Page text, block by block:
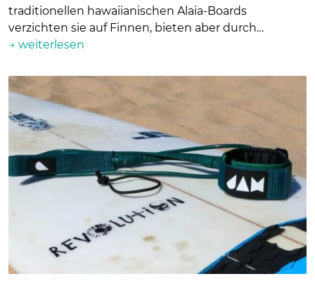
traditionellen hawaiianischen Alaia-Boards
verzichten sie auf Finnen, bieten aber durch…
→ weiterlesen